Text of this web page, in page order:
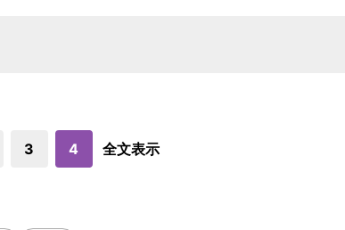
3 4 全文表示